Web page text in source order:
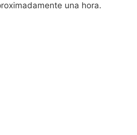
una hora.